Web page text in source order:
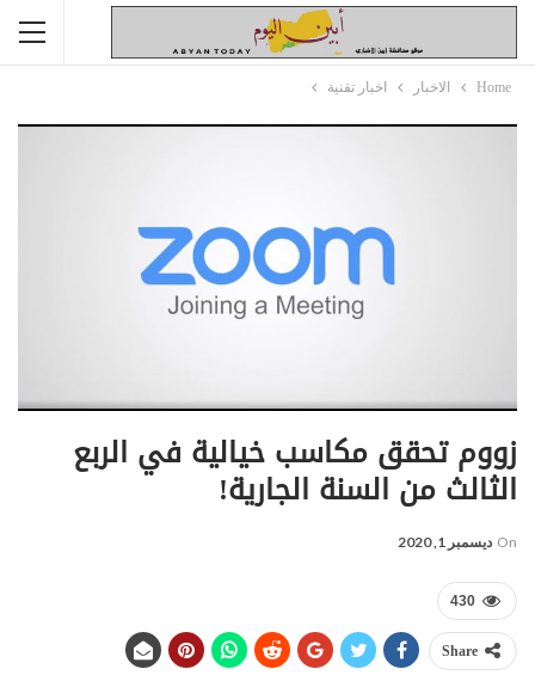
Home الاخبار اخبار تقنية
زووم تحقق مكاسب خيالية في الربع
الثالث من السنة الجارية!
On ديسمبر 1, 2020
430
Share